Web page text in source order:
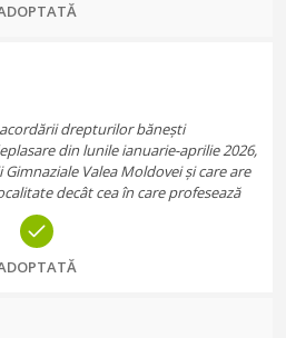
drepturilor bănești
din lunile ianuarie-aprilie 2026,
Valea Moldovei și care are
decât cea în care profesează